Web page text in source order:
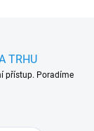
TRHU
přístup. Poradíme